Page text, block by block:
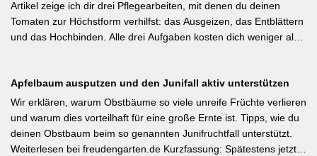
die Verwendung von frischem Rasenschnitt als alleiniges Material
werden klar benannt. [Thema-Tag: #Bodenpflege #Mulchen
#BiologischerGartenbau]
Artikel zeige ich dir drei Pflegearbeiten, mit denen du deinen
Tomaten zur Höchstform verhilfst: das Ausgeizen, das Entblättern
und das Hochbinden. Alle drei Aufgaben kosten dich weniger als
Tomatenkrankheit Braunfäule vorbeugst. Weiterlesen bei
Wurzelwerk – Gartenwissen von Profis Kurzfassung: Ein bildreich
illustrierter Praxis-Leitfaden: Das Ausgeizen beginnt direkt nach
dem Auspflanzen und sollte wöchentlich wiederholt werden.
Geiztriebe morgens entfernen, damit Wunden rasch abtrocknen.
Apfelbaum ausputzen und den Junifall aktiv unterstützen
Wir erklären, warum Obstbäume so viele unreife Früchte verlieren
und warum dies vorteilhaft für eine große Ernte ist. Tipps, wie du
deinen Obstbaum beim so genannten Junifruchtfall unterstützt.
Weiterlesen bei freudengarten.de Kurzfassung: Spätestens jetzt –